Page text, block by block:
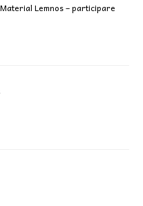
Lemnos – participare